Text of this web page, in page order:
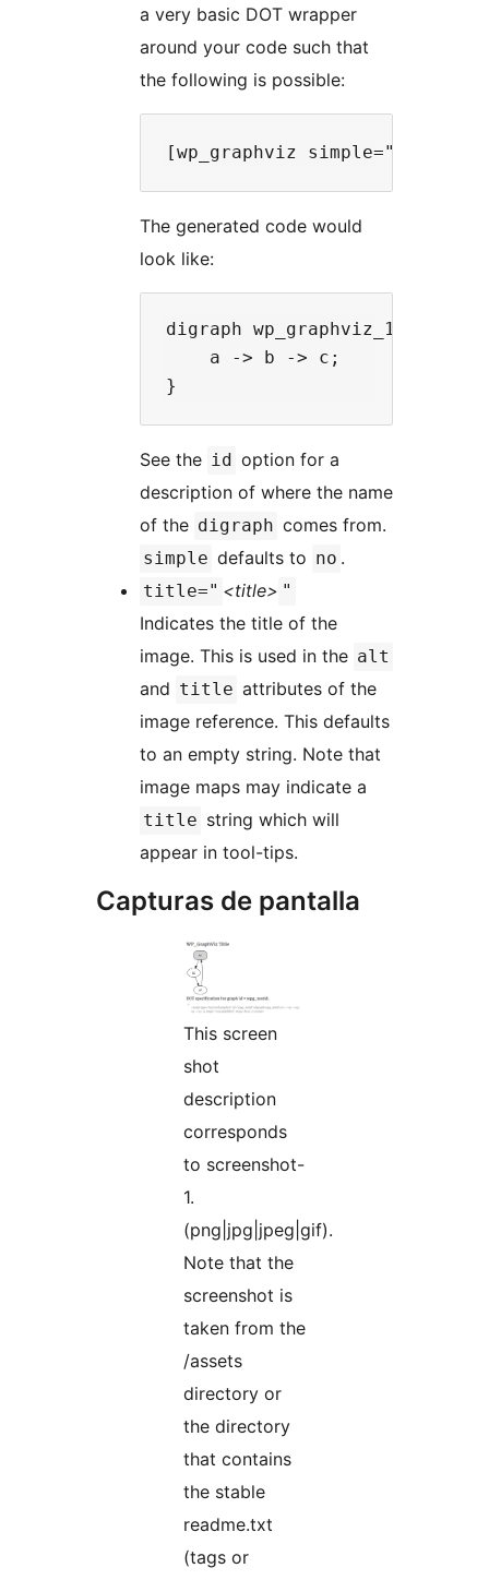
a very basic DOT wrapper
around your code such that
the following is possible:
The generated code would
look like:
digraph wp_graphviz_1 {
    a -> b -> c;
See the id option for a
description of where the name
of the digraph comes from.
simple defaults to no .
title=" <title> "
Indicates the title of the
image. This is used in the alt
and title attributes of the
image reference. This defaults
to an empty string. Note that
image maps may indicate a
title string which will
appear in tool-tips.
Capturas de pantalla
This screen
shot
description
corresponds
to screenshot-
1.
(png|jpg|jpeg|gif).
Note that the
screenshot is
taken from the
/assets
directory or
the directory
that contains
the stable
readme.txt
(tags or